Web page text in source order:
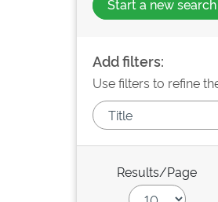
Start a new search
Add filters:
Use filters to refine
Results/Page